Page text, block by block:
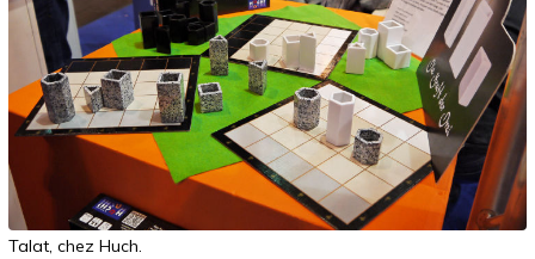
Talat, chez Huch.